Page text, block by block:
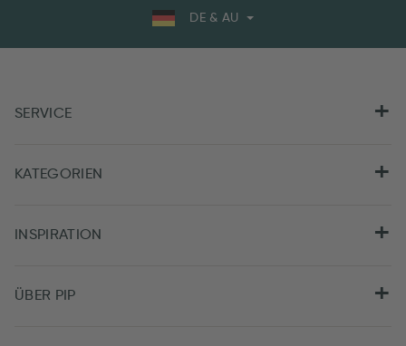
DE & AU
SERVICE
KATEGORIEN
INSPIRATION
ÜBER PIP